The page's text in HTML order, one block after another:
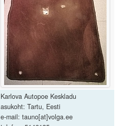
Karlova Autopoe Keskladu
asukoht: Tartu, Eesti
e-mail: tauno[at]volga.ee